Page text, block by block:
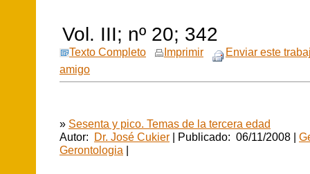
Vol. III; nº 20; 342
Texto Completo Imprimir
Enviar este
amigo
» Sesenta y pico. Temas de la tercera edad
Autor: Dr. José Cukier | Publicado: 06/11/2008 |
Gerontologia |